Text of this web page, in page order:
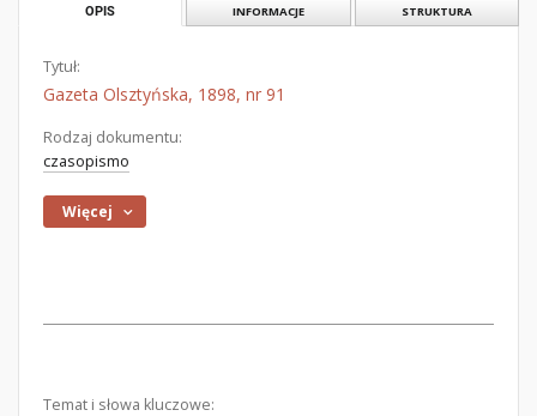
OPIS INFORMACJE STRUKTURA
Tytuł:
Gazeta Olsztyńska, 1898, nr 91
Rodzaj dokumentu:
czasopismo
Więcej
Temat i słowa kluczowe: